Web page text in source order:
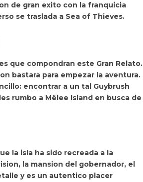
de gran exito con la franquicia
se traslada a Sea of Thieves.
que compondran este Gran Relato.
bastara para empezar la aventura.
encontrar a un tal Guybrush
rumbo a Mêlee Island en busca de
la isla ha sido recreada a la
la mansion del gobernador, el
yes un autentico placer